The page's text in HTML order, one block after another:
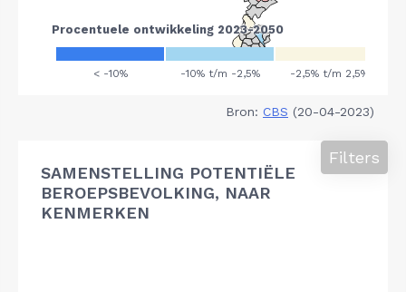
Bron: CBS (20-04-2023)
SAMENSTELLING POTENTIËLE
BEROEPSBEVOLKING, NAAR
KENMERKEN
Filters